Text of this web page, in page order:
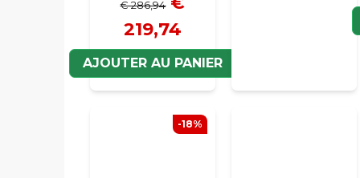
€ 286,94
219,74
AJOUTER AU PANIER
-18%